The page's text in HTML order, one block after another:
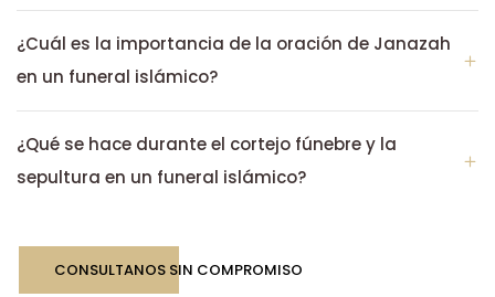
¿Cuál es la importancia de la oración de Janazah
en un funeral islámico?
¿Qué se hace durante el cortejo fúnebre y la
sepultura en un funeral islámico?
CONSULTANOS SIN COMPROMISO